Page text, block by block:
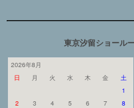
東京汐留ショール
2026年8月
日
月 火 水 木 金
土
1
2
3 4 5 6 7
8